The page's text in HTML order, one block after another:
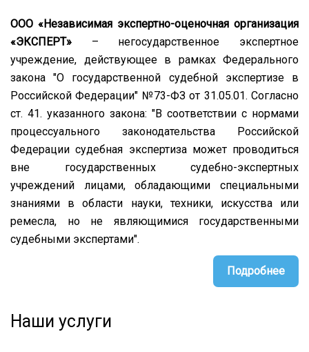
ООО «Независимая экспертно-оценочная организация
«ЭКСПЕРТ» – негосударственное экспертное
учреждение, действующее в рамках Федерального
закона "О государственной судебной экспертизе в
Российской Федерации" №73-ФЗ от 31.05.01. Согласно
ст. 41. указанного закона: "В соответствии с нормами
процессуального законодательства Российской
Федерации судебная экспертиза может проводиться
вне государственных судебно-экспертных
учреждений лицами, обладающими специальными
знаниями в области науки, техники, искусства или
ремесла, но не являющимися государственными
судебными экспертами".
Подробнее
Наши услуги